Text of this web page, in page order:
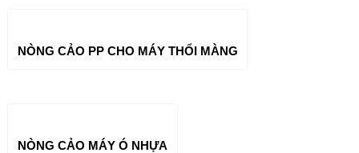
NÒNG CẢO PP CHO MÁY THỔI MÀNG
NÒNG CẢO MÁY Ó NHỰA